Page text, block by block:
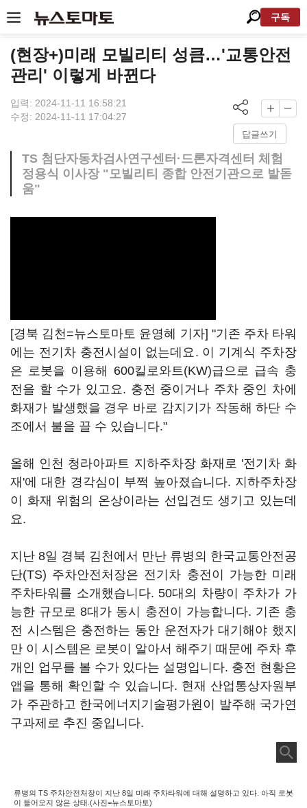
구독
(현장+)미래 모빌리티 성큼…'교통안전
관리' 이렇게 바뀐다
입력: 2024-11-11 16:58:21
수정: 2024-11-11 17:04:27
답글쓰기
TS 첨단자동차검사연구센터·드론자격센터 체험
정용식 이사장 "모빌리티 종합 안전기관으로 발돋
움"
[경북 김천=뉴스토마토 윤영혜 기자] "기존 주차 타워
에는 전기차 충전시설이 없는데요. 이 기계식 주차장
은 로봇을 이용해 600킬로와트(KW)급으로 급속 충
전을 할 수가 있고요. 충전 중이거나 주차 중인 차에
화재가 발생했을 경우 바로 감지기가 작동해 하단 수
조에서 불을 끌 수 있습니다."
올해 인천 청라아파트 지하주차장 화재로 '전기차 화
재'에 대한 경각심이 부쩍 높아졌습니다. 지하주차장
이 화재 위험의 온상이라는 선입견도 생기고 있는데
요.
지난 8일 경북 김천에서 만난 류병의 한국교통안전공
단(TS) 주차안전처장은 전기차 충전이 가능한 미래
주차타워를 소개했습니다. 50대의 차량이 주차가 가
능한 규모로 8대가 동시 충전이 가능합니다. 기존 충
전 시스템은 충전하는 동안 운전자가 대기해야 했지
만 이 시스템은 로봇이 알아서 해주기 때문에 주차 후
개인 업무를 볼 수가 있다는 설명입니다. 충전 현황은
앱을 통해 확인할 수 있습니다. 현재 산업통상자원부
가 주관하고 한국에너지기술평가원이 발주해 국가연
구과제로 추진 중입니다.
류병의 TS 주차안전처장이 지난 8일 미래 주차타워에 대해 설명하고 있다. 아직 로봇
이 들어오지 않은 상태.(사진=뉴스토마토)